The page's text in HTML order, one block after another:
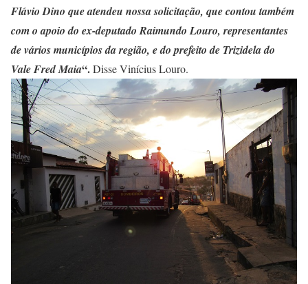
Flávio Dino que atendeu nossa solicitação, que contou também
com o apoio do ex-deputado Raimundo Louro, representantes
de vários municípios da região, e do prefeito de Trizidela do
Vale Fred Maia“.Disse Vinícius Louro.